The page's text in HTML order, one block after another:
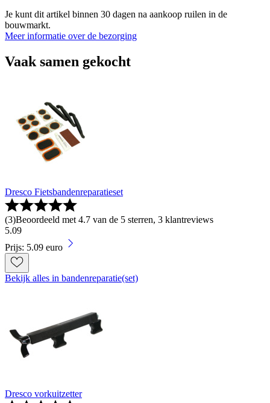
Je kunt dit artikel binnen 30 dagen na aankoop ruilen in de
bouwmarkt.
Meer informatie over de bezorging
Vaak samen gekocht
Dresco Fietsbandenreparatieset
(3)Beoordeeld met 4.7 van de 5 sterren, 3 klantreviews
5.09
Prijs: 5.09 euro
Bekijk alles in bandenreparatie(set)
Dresco vorkuitzetter